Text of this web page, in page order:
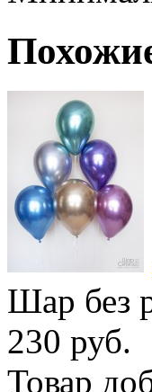
Шар без
230 руб.
Товар